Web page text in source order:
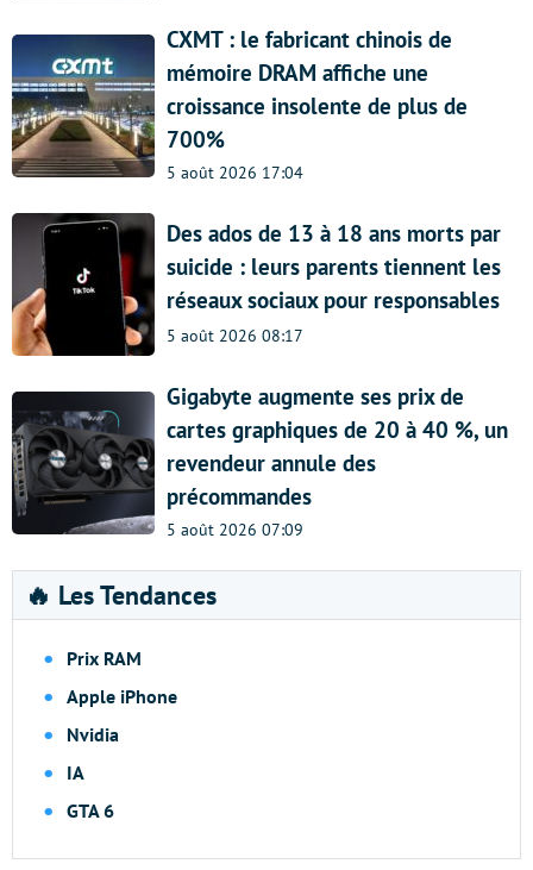
CXMT : le fabricant chinois de
mémoire DRAM affiche une
croissance insolente de plus de
700%
5 août 2026 17:04
Des ados de 13 à 18 ans morts par
suicide : leurs parents tiennent les
réseaux sociaux pour responsables
5 août 2026 08:17
Gigabyte augmente ses prix de
cartes graphiques de 20 à 40 %, un
revendeur annule des
précommandes
5 août 2026 07:09
🔥 Les Tendances
Prix RAM
Apple iPhone
Nvidia
IA
GTA 6